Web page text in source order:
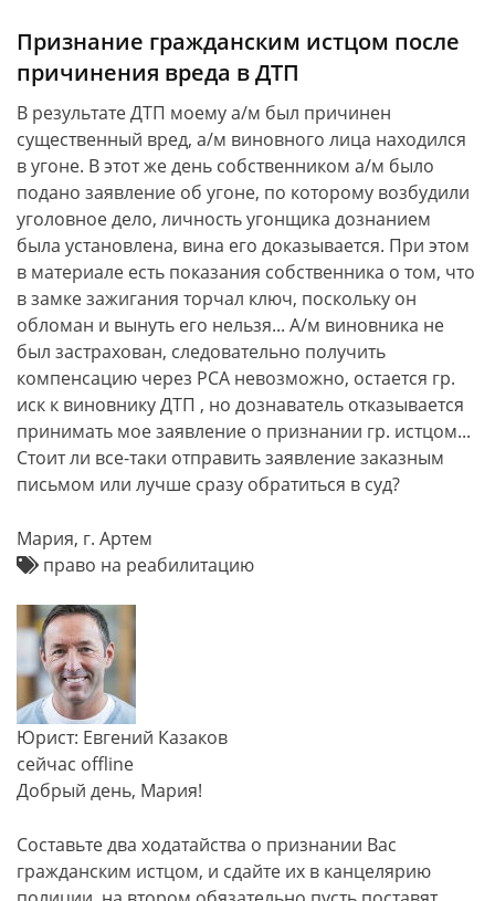
Признание гражданским истцом после
причинения вреда в ДТП
В результате ДТП моему а/м был причинен
существенный вред, а/м виновного лица находился
в угоне. В этот же день собственником а/м было
подано заявление об угоне, по которому возбудили
уголовное дело, личность угонщика дознанием
была установлена, вина его доказывается. При этом
в материале есть показания собственника о том, что
в замке зажигания торчал ключ, поскольку он
обломан и вынуть его нельзя... А/м виновника не
был застрахован, следовательно получить
компенсацию через РСА невозможно, остается гр.
иск к виновнику ДТП , но дознаватель отказывается
принимать мое заявление о признании гр. истцом...
Стоит ли все-таки отправить заявление заказным
письмом или лучше сразу обратиться в суд?
Мария, г. Артем
право на реабилитацию
Юрист: Евгений Казаков
сейчас offline
Добрый день, Мария!
Составьте два ходатайства о признании Вас
гражданским истцом, и сдайте их в канцелярию